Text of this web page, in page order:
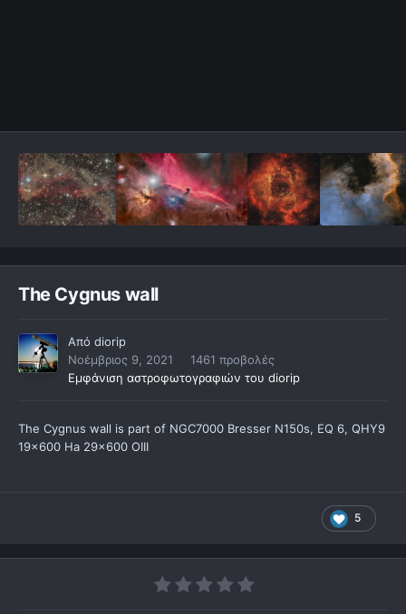
The Cygnus wall
Από diorip
Νοέμβριος 9, 2021
1461 προβολές
Εμφάνιση αστροφωτογραφιών του diorip
The Cygnus wall is part of NGC7000 Bresser N150s, EQ 6, QHY9
19x600 Ha 29x600 OIII
5